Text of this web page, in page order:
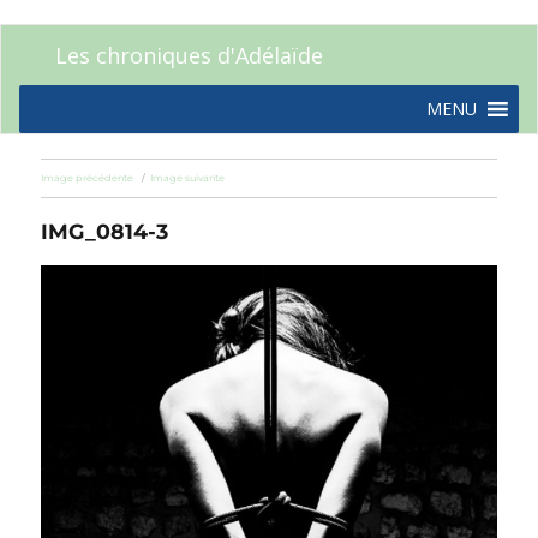
Les chroniques d'Adélaïde
MENU
Image précédente Image suivante
IMG_0814-3